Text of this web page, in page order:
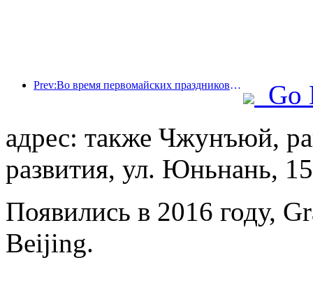
Prev:Во время первомайских праздников по железной дороге в дельте реки Янцзы было перевезено более 21,38 миллиона пассажиров.
Go
адрес: также Чжунъюй,
развития, ул. Юньнань, 15
Появились в 2016 году,
Beijing.